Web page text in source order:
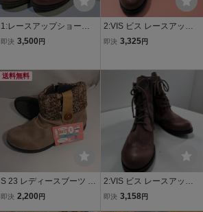
1:レースアップショート
ブーツ ビス 22.5cm 管
即決 3,500 円
2:VIS ビス レースアップ
サイドジップブーツ レデ
即決 3,325円
送料無料
S 23 レディースブーツ P
A-550 ショートブーツ 異
即決 2,200 円
2:VIS ビス レースアップ
サイドジップブーツ レデ
即決 3,158円